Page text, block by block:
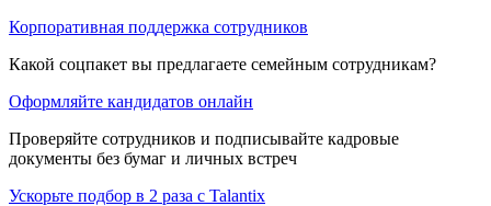
Корпоративная поддержка сотрудников
Какой соцпакет вы предлагаете семейным сотрудникам?
Оформляйте кандидатов онлайн
Проверяйте сотрудников и подписывайте кадровые
документы без бумаг и личных встреч
Ускорьте подбор в 2 раза с Talantix